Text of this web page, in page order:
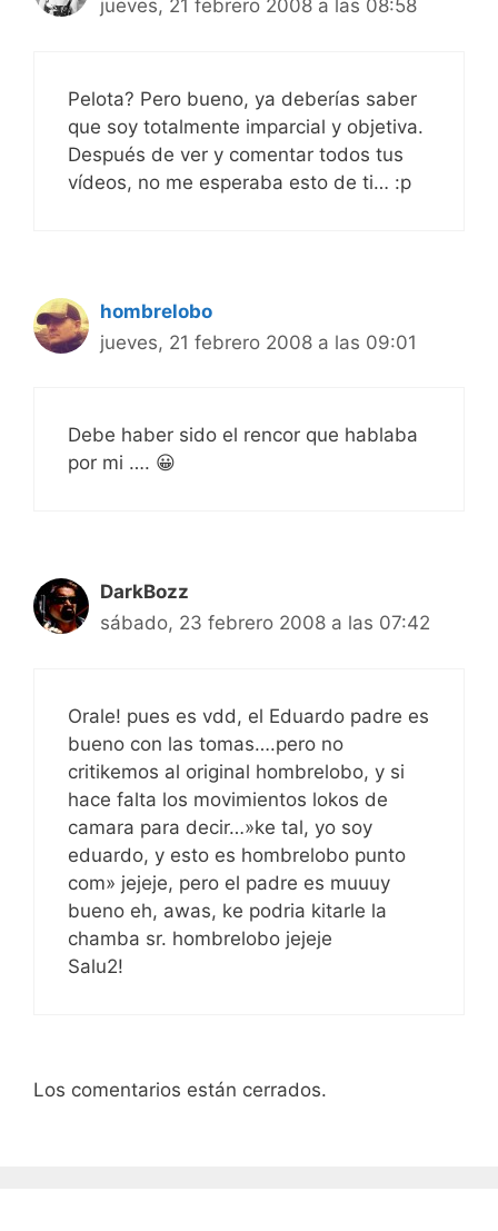
jueves, 21 febrero 2008 a las 08:58
Pelota? Pero bueno, ya deberías saber
que soy totalmente imparcial y objetiva.
Después de ver y comentar todos tus
vídeos, no me esperaba esto de ti… :p
hombrelobo
jueves, 21 febrero 2008 a las 09:01
Debe haber sido el rencor que hablaba
por mi …. 😀
DarkBozz
sábado, 23 febrero 2008 a las 07:42
Orale! pues es vdd, el Eduardo padre es
bueno con las tomas….pero no
critikemos al original hombrelobo, y si
hace falta los movimientos lokos de
camara para decir…»ke tal, yo soy
eduardo, y esto es hombrelobo punto
com» jejeje, pero el padre es muuuy
bueno eh, awas, ke podria kitarle la
chamba sr. hombrelobo jejeje
Salu2!
Los comentarios están cerrados.